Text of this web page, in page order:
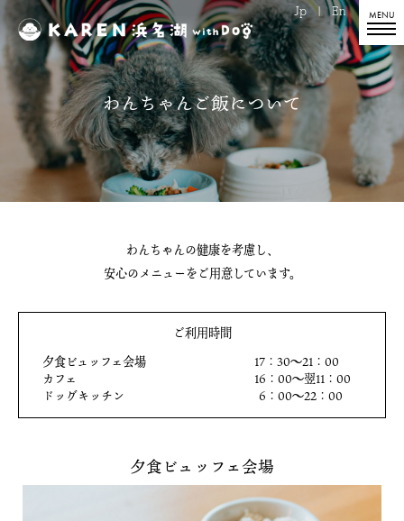
Jp | En
わんちゃんご飯について
わんちゃんの健康を考慮し、
安心のメニューをご用意しています。
ご利用時間
夕食ビュッフェ会場
17：30〜21：00
カフェ
16：00〜翌11：00
ドッグキッチン
6：00〜22：00
夕食ビュッフェ会場